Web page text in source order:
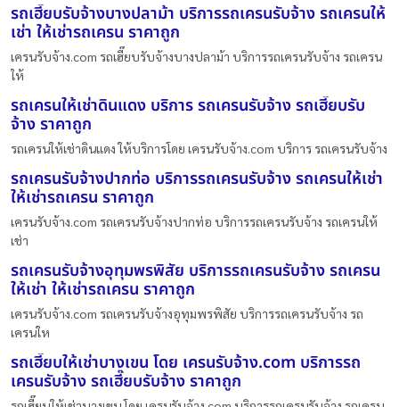
รถเฮี๊ยบรับจ้างบางปลาม้า บริการรถเครนรับจ้าง รถเครนให้
เช่า ให้เช่ารถเครน ราคาถูก
เครนรับจ้าง.com รถเฮี๊ยบรับจ้างบางปลาม้า บริการรถเครนรับจ้าง รถเครน
ให้
รถเครนให้เช่าดินแดง บริการ รถเครนรับจ้าง รถเฮี๊ยบรับ
จ้าง ราคาถูก
รถเครนให้เช่าดินแดง ให้บริการโดย เครนรับจ้าง.com บริการ รถเครนรับจ้าง
รถเครนรับจ้างปากท่อ บริการรถเครนรับจ้าง รถเครนให้เช่า
ให้เช่ารถเครน ราคาถูก
เครนรับจ้าง.com รถเครนรับจ้างปากท่อ บริการรถเครนรับจ้าง รถเครนให้
เช่า
รถเครนรับจ้างอุทุมพรพิสัย บริการรถเครนรับจ้าง รถเครน
ให้เช่า ให้เช่ารถเครน ราคาถูก
เครนรับจ้าง.com รถเครนรับจ้างอุทุมพรพิสัย บริการรถเครนรับจ้าง รถ
เครนให
รถเฮี๊ยบให้เช่าบางเขน โดย เครนรับจ้าง.com บริการรถ
เครนรับจ้าง รถเฮี๊ยบรับจ้าง ราคาถูก